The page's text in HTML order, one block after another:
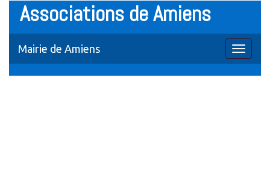
Associations de Amiens
Toggle
Mairie de Amiens